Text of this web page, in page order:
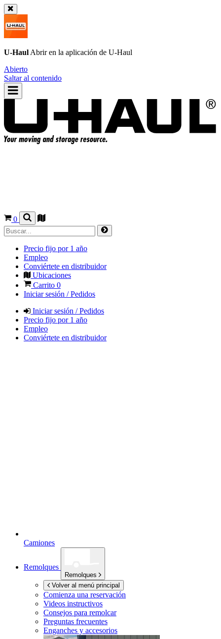
U-Haul Abrir en la aplicación de U-Haul
Abierto
Saltar al contenido
0
Precio fijo por 1 año
Empleo
Conviértete en distribuidor
Ubicaciones
Carrito 0
Iniciar sesión / Pedidos
Iniciar sesión / Pedidos
Precio fijo por 1 año
Empleo
Conviértete en distribuidor
Camiones
Remolques
Remolques
Volver al menú principal
Comienza una reservación
Videos instructivos
Consejos para remolcar
Preguntas frecuentes
Enganches y accesorios